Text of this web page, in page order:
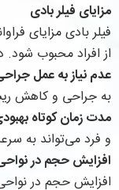
مزایای فیلر بادی
فیلر بادی مزایای
از افراد محبوب شود.
عدم نیاز به عمل
به جراحی و کاهش
مدت زمان کوتاه
و فرد می‌تواند به
افزایش حجم در
افزایش حجم در